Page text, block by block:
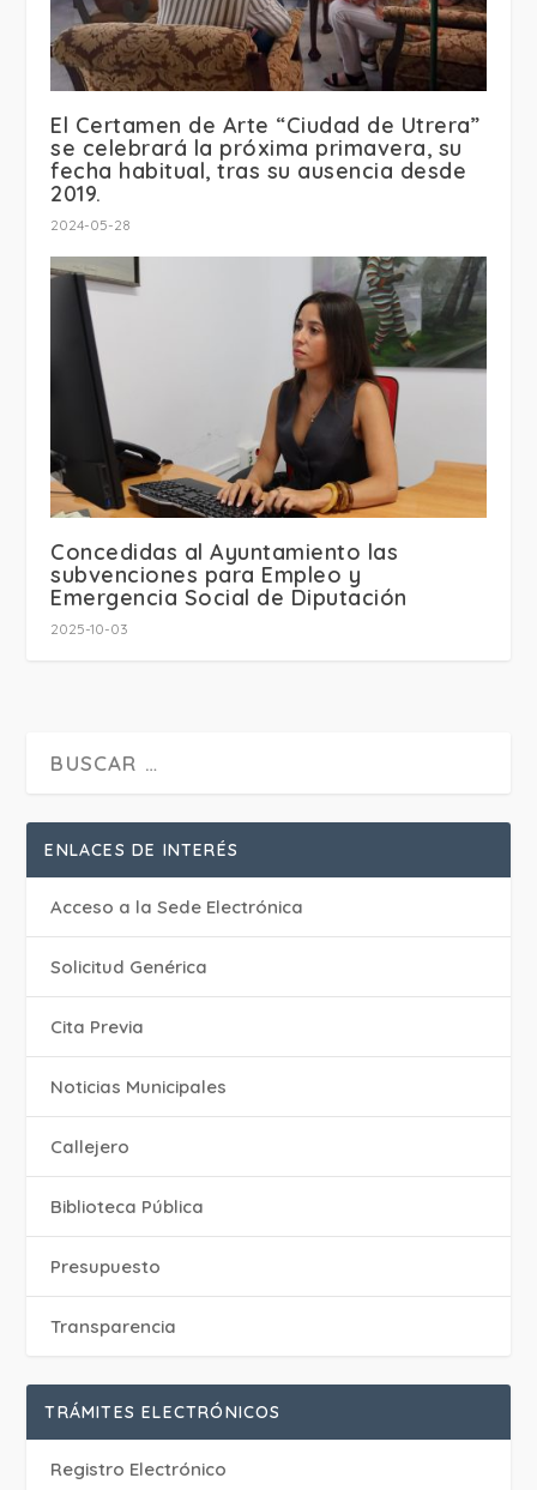
El Certamen de Arte “Ciudad de Utrera”
se celebrará la próxima primavera, su
fecha habitual, tras su ausencia desde
2019.
2024-05-28
Concedidas al Ayuntamiento las
subvenciones para Empleo y
Emergencia Social de Diputación
2025-10-03
ENLACES DE INTERÉS
Acceso a la Sede Electrónica
Solicitud Genérica
Cita Previa
‎Noticias Municipales
Callejero
Biblioteca Pública
Presupuesto
Transparencia
TRÁMITES ELECTRÓNICOS
Registro Electrónico